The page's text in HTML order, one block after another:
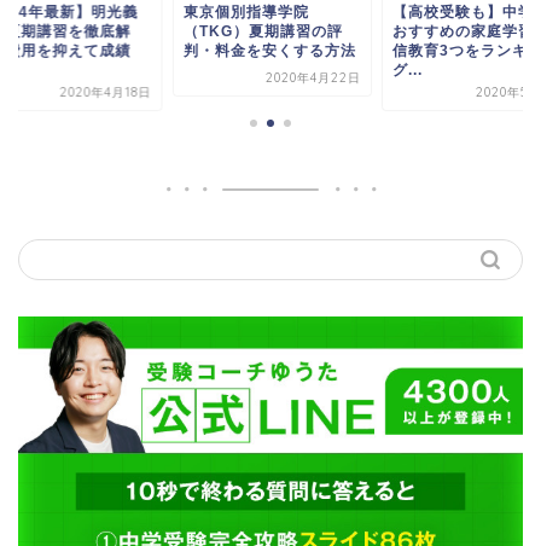
年最新】明光義
夏期講習を徹底解
費用を抑えて成績
2020年4月18日
東京個別指導学院
（TKG）夏期講習の評
判・料金を安くする方法
2020年4月22日
【高校受験も】中学
おすすめの家庭学習
信教育3つをランキ
グ...
2020年5